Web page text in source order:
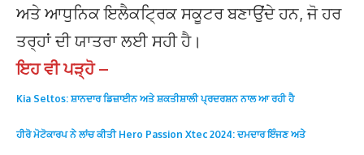
ਅਤੇ ਆਧੁਨਿਕ ਇਲੈਕਟ੍ਰਿਕ ਸਕੂਟਰ ਬਣਾਉਂਦੇ ਹਨ, ਜੋ ਹਰ
ਤਰ੍ਹਾਂ ਦੀ ਯਾਤਰਾ ਲਈ ਸਹੀ ਹੈ।
ਇਹ ਵੀ ਪੜ੍ਹੋ –
Kia Seltos: ਸ਼ਾਨਦਾਰ ਡਿਜ਼ਾਈਨ ਅਤੇ ਸ਼ਕਤੀਸ਼ਾਲੀ ਪ੍ਰਦਰਸ਼ਨ ਨਾਲ ਆ ਰਹੀ ਹੈ
ਹੀਰੋ ਮੋਟੋਕਾਰਪ ਨੇ ਲਾਂਚ ਕੀਤੀ Hero Passion Xtec 2024: ਦਮਦਾਰ ਇੰਜਣ ਅਤੇ